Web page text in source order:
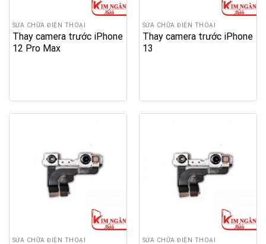
SỬA CHỮA ĐIỆN THOẠI
Thay camera trước iPhone
12 Pro Max
SỬA CHỮA ĐIỆN THOẠI
Thay camera trước iPhone
13
SỬA CHỮA ĐIỆN THOẠI SỬA CHỮA ĐIỆN THOẠI